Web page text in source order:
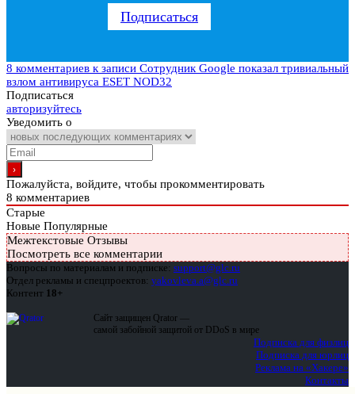
Подписаться
8 комментариев к записи Сотрудник Google показал тривиальный
взлом антивируса ESET NOD32
Подписаться
авторизуйтесь
Уведомить о
Пожалуйста, войдите, чтобы прокомментировать
8 комментариев
Старые
Новые Популярные
Межтекстовые Отзывы
Посмотреть все комментарии
Вопросы по материалам и подписке: support@glc.ru
Отдел рекламы и спецпроектов: yakovleva.a@glc.ru
Контент 18+
Сайт защищен Qrator —
самой забойной защитой от DDoS в мире
Подписка для физлиц
Подписка для юрлиц
Реклама на «Хакере»
Контакты